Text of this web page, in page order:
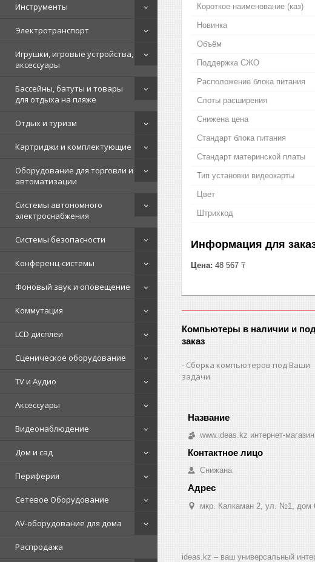
Инструменты
Электротранспорт
Игрушки, игровые устройства,
аксессуары
Бассейны, батуты и товары
для отдыха на пляже
Отдых и туризм
Картриджи и комплектующие
Оборудование для торговли и
автоматизации
Системы автономного
электроснабжения
Системы безопасности
Конференц-системы
Фоновый звук и оповещение
Коммутация
LCD дисплеи
Сценическое оборудование
TV и Аудио
Аксессуары
Видеонаблюдение
Дом и сад
Периферия
Сетевое Оборудование
AV-оборудование для дома
Распродажа
Короткое наименование (каз)
Новинка
Объём
Поддержка СЖО
Расположение блока питания
Слоты расширения
Снижена цена
Стандарт блока питания
Стандарт материнской платы
Тип установки видеокарты
Цвет
Штрихкод
Информация для
Цена: 48 567 ₸
Компьютеры в наличии и
заказ
Сборка компьютеров под Ваши
задачи
www.ideas.kz интернет-магазин
Снижана
мкр. Калкаман 2, ул. №1, дом
ideas.kz – ваш универсальный